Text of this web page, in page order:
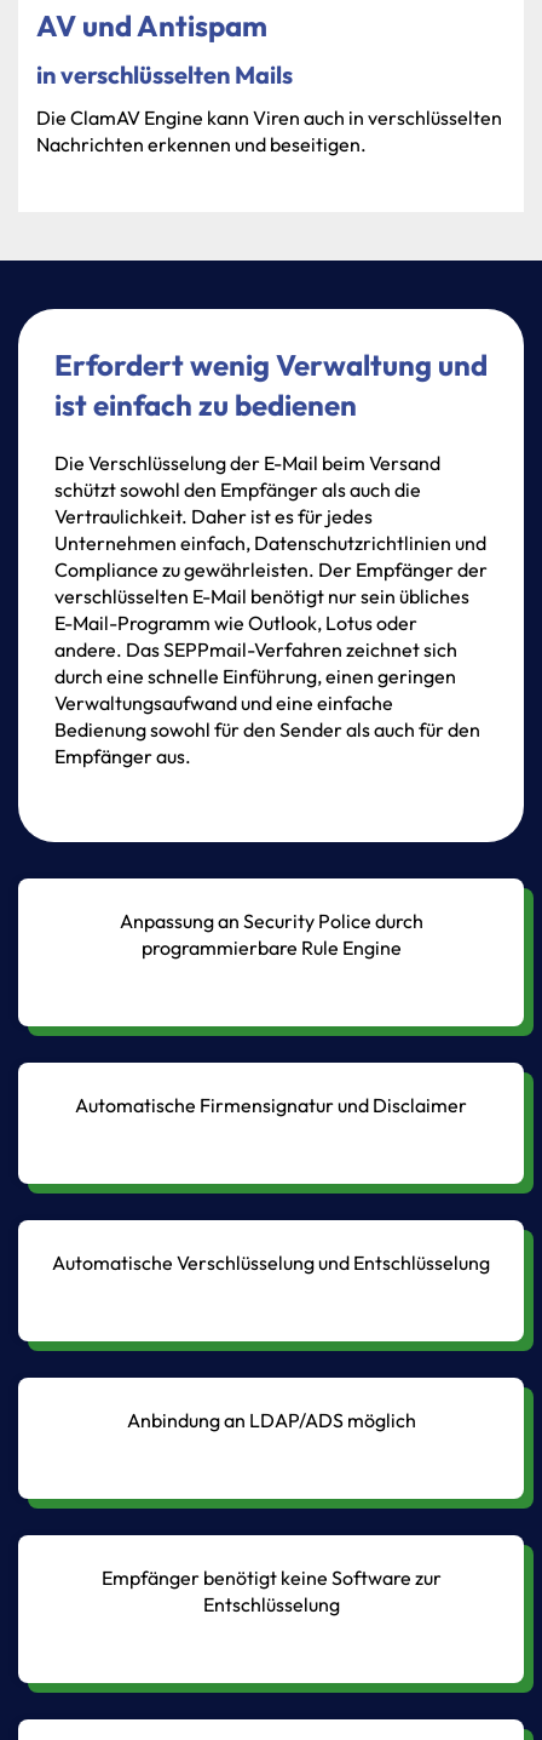
AV und Antispam
in verschlüsselten Mails
Die ClamAV Engine kann Viren auch in verschlüsselten
Nachrichten erkennen und beseitigen.
Erfordert wenig Verwaltung und
ist einfach zu bedienen
Die Verschlüsselungder E-Mail beim Versand
schütztsowohl den Empfängeralsauch die
Vertraulichkeit. Daher istesfür jedes
Unternehmen einfach, Datenschutzrichtlinien und
Compliance zugewährleisten. Der Empfängerder
verschlüsselten E-Mail benötigt nursein übliches
E-Mail-Programm wie Outlook, Lotusoder
andere. DasSEPPmail-Verfahren zeichnetsich
durch eine schnelle Einführung,einen geringen
Verwaltungsaufwandundeine einfache
Bedienungsowohl fürden Senderalsauch fürden
Empfängeraus.
Anpassung an Security Police durch
programmierbare Rule Engine
Automatische Firmensignatur und Disclaimer
Automatische Verschlüsselung und Entschlüsselung
Anbindung an LDAP/ADS möglich
Empfänger benötigt keine Software zur
Entschlüsselung